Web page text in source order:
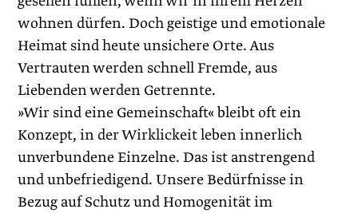
wohnen dürfen. Doch geistige und emotionale
Heimat sind heute unsichere Orte. Aus
Vertrauten werden schnell Fremde, aus
Liebenden werden Getrennte.
»Wir sind eine Gemeinschaft« bleibt oft ein
Konzept, in der Wirklickeit leben innerlich
unverbundene Einzelne. Das ist anstrengend
und unbefriedigend. Unsere Bedürfnisse in
Bezug auf Schutz und Homogenität im